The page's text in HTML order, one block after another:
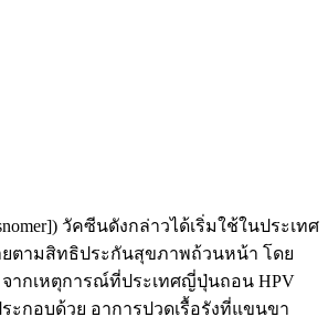
วัคซีนดังกล่าวได้เริ่มใช้ในประเทศ
ตามสิทธิประกันสุขภาพถ้วนหน้า โดย
ากเหตุการณ์ที่ประเทศญี่ปุ่นถอน HPV
ระกอบด้วย อาการปวดเรื้อรังที่แขนขา